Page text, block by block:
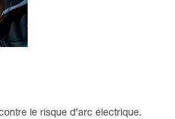
le risque d’arc électrique.